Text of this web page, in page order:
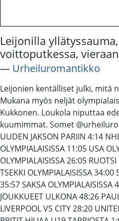
Leijonilla
voittoputkessa,
― Urheiluromantikko
Leijonien kentälliset julki, mitä
Mukana myös neljät
Kukkonen. Loukola niputtaa
kuumimmat. Somet
UUDEN JAKSON PARIIN 4:14
OLYMPIALAISISSA 11:05 USA
OLYMPIALAISISSA 26:05
TSEKKI OLYMPIALAISISSA 34:00
35:57 SAKSA OLYMPIALAISISSA
JOUKKUEET ULKONA 48:26
LIVERPOOL VS CITY 28:20